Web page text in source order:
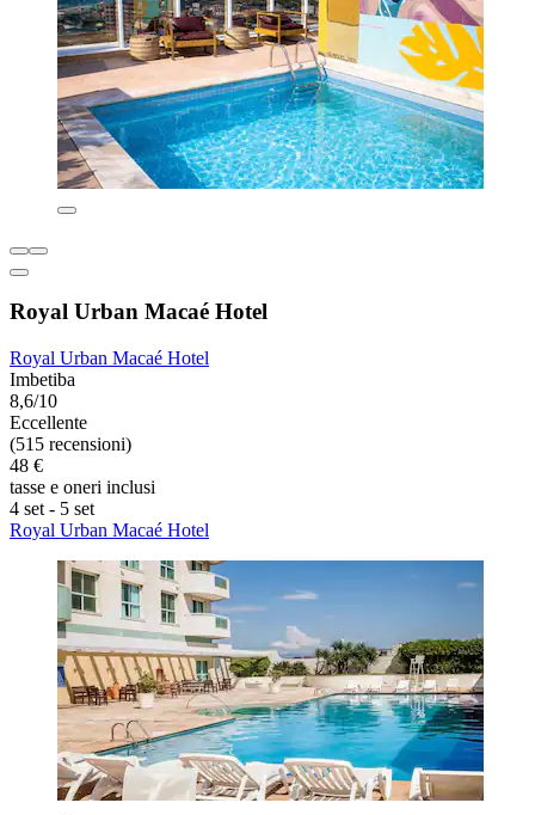
Royal Urban Macaé Hotel
Royal Urban Macaé Hotel
Imbetiba
8,6/10
Eccellente
(515 recensioni)
48 €
tasse e oneri inclusi
4 set - 5 set
Royal Urban Macaé Hotel